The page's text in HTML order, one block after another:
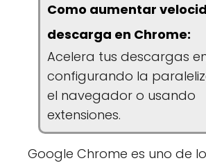
Como aumentar
descarga en Chrome:
Acelera tus descargas
configurando la
el navegador o usando
extensiones.
Google Chrome es uno de